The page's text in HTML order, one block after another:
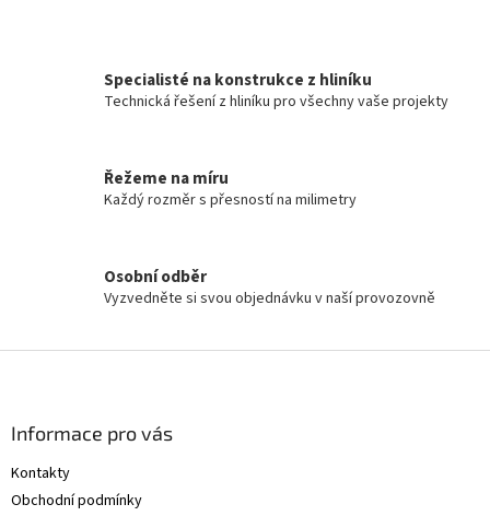
Specialisté na konstrukce z hliníku
Technická řešení z hliníku pro všechny vaše projekty
Řežeme na míru
Každý rozměr s přesností na milimetry
Osobní odběr
Vyzvedněte si svou objednávku v naší provozovně
Informace pro vás
Kontakty
Obchodní podmínky